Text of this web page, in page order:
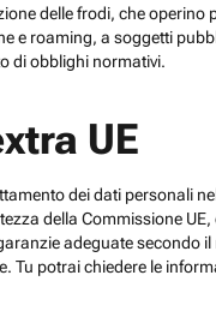
delle frodi, che
e roaming, a soggetti
di obblighi normativi.
UE
dei dati personali
della Commissione
adeguate secondo
Tu potrai chiedere le